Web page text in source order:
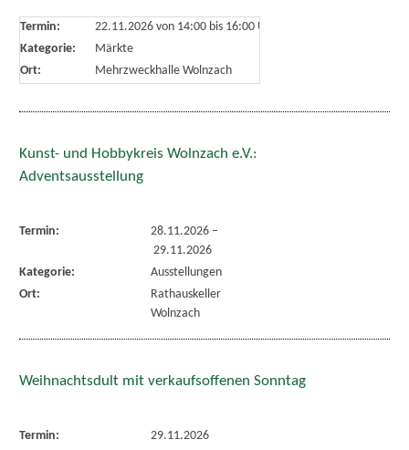
Termin: 22.11.2026 von 14:00bis 16:00 Uhr
Kategorie:
Märkte
Ort:
Mehrzweckhalle Wolnzach
Kunst- und Hobbykreis Wolnzach e.V.:
Adventsausstellung
Termin: 28.11.2026–
29.11.2026
Kategorie:
Ausstellungen
Ort:
Rathauskeller
Wolnzach
Weihnachtsdult mit verkaufsoffenen Sonntag
Termin:
29.11.2026